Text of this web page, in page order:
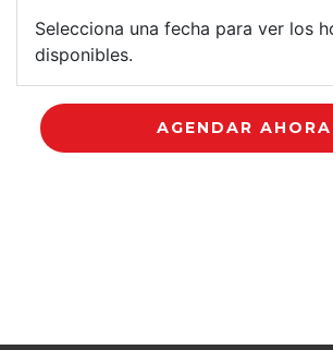
Selecciona una fecha para ver los
disponibles.
AGENDAR AHORA